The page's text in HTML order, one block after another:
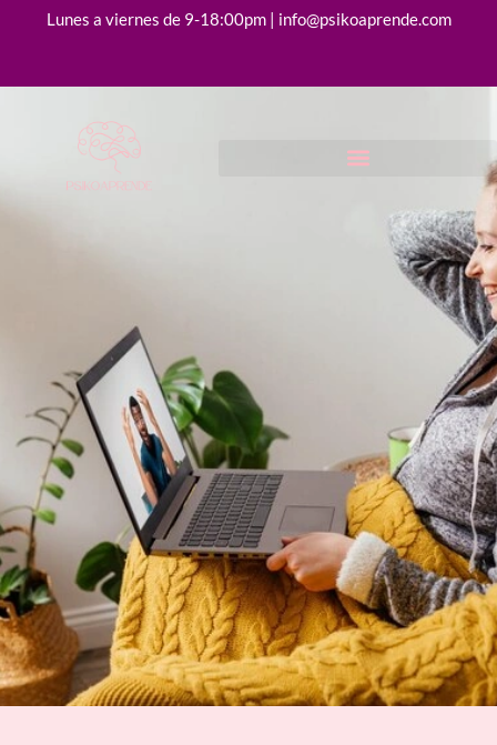
Lunes a viernes de 9-18:00pm | info@psikoaprende.com